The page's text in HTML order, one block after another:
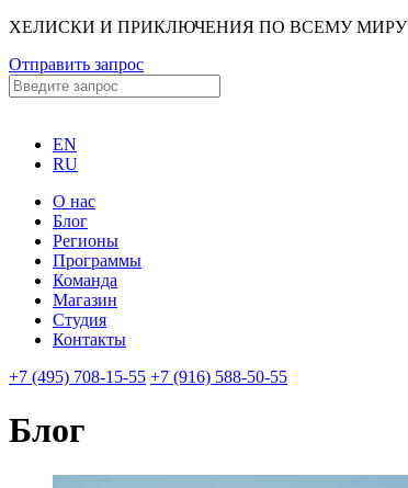
ХЕЛИСКИ И ПРИКЛЮЧЕНИЯ ПО ВСЕМУ МИРУ
Отправить запрос
EN
RU
О нас
Блог
Регионы
Программы
Команда
Магазин
Студия
Контакты
+7 (495) 708-15-55 +7 (916) 588-50-55
Блог